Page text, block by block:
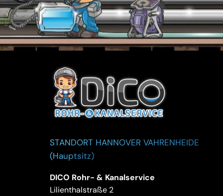
STANDORT HANNOVER VAHRENHEIDE
(Hauptsitz)
DICO Rohr- & Kanalservice
Lilienthalstraße 2